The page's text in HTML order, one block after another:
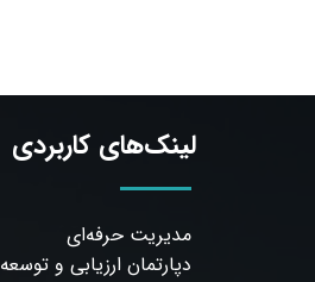
لینک‌های کاربردی
مدیریت حرفه‌ای
دپارتمان ارزیابی و توسعه